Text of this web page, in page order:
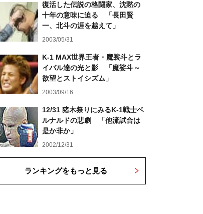
復活した伝説の格闘家、沈黙の
十年の意味に迫る 「長田賢
一、北斗の涯を越えて」
2003/05/31
K-1 MAX世界王者・魔裟斗とラ
イバル達の光と影 「魔娑斗～
欲望とストイシズム」
2003/09/16
12/31 猪木祭りにみるK-1戦士ベ
ルナルドの悲劇 「他流試合は
是か非か」
2002/12/31
ランキングをもっと見る